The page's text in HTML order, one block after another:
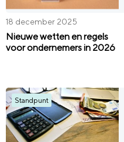
18 december 2025
Nieuwe wetten en regels
voor ondernemers in 2026
Standpunt